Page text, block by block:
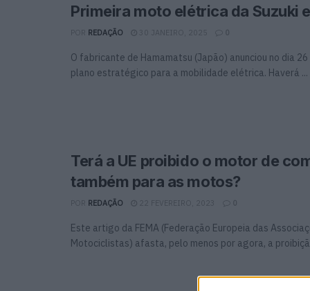
Primeira moto elétrica da Suzuki
REDAÇÃO 30 JANEIRO, 2025 0
O fabricante de Hamamatsu (Japão) anunciou no dia
plano estratégico para a mobilidade elétrica. Haverá ...
Terá a UE proibido o motor de
também para as motos?
REDAÇÃO 22 FEVEREIRO, 2023 0
Este artigo da FEMA (Federação Europeia das
Motociclistas) afasta, pelo menos por agora, a